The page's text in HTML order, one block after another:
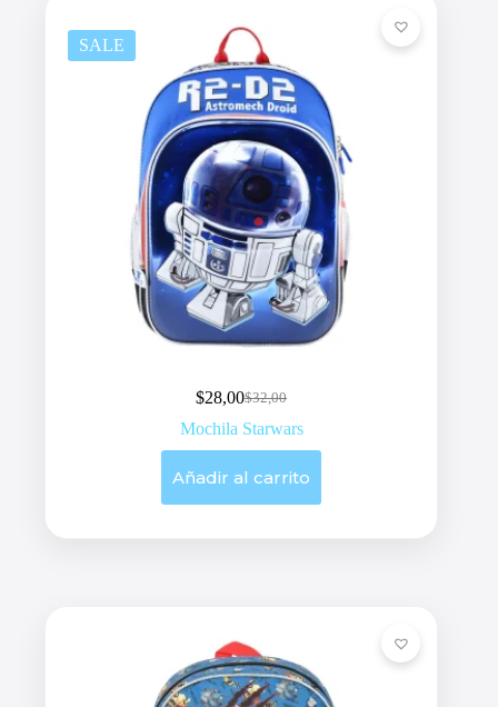
SALE
$32,00
Original
price
was:
$28,00Current
price
is:
Mochila Starwars
Añadir al carrito